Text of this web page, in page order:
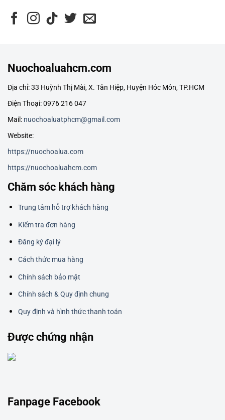
Nuochoaluahcm.com
Địa chỉ: 33 Huỳnh Thị Mài, X. Tân Hiệp, Huyện Hóc Môn, TP.HCM
Điện Thoại: 0976 216 047
Mail: nuochoaluatphcm@gmail.com
Website:
https://nuochoalua.com
https://nuochoaluahcm.com
Chăm sóc khách hàng
Trung tâm hỗ trợ khách hàng
Kiểm tra đơn hàng
Đăng ký đại lý
Cách thức mua hàng
Chính sách bảo mật
Chính sách & Quy định chung
Quy định và hình thức thanh toán
Được chứng nhận
Fanpage Facebook